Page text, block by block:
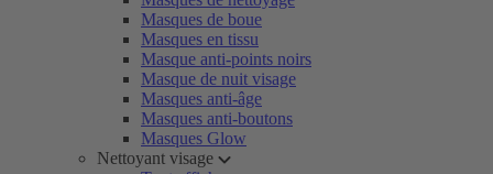
Masques de boue
Masques en tissu
Masque anti-points noirs
Masque de nuit visage
Masques anti-âge
Masques anti-boutons
Masques Glow
Nettoyant visage